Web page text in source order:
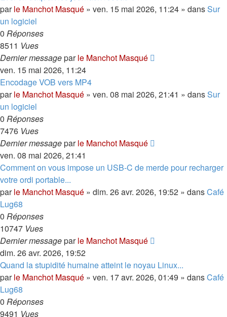
parle Manchot Masqué » ven. 15 mai 2026, 11:24 » dansSur
un logiciel
0 Réponses
8511 Vues
Dernier messageparle Manchot Masqué
ven. 15 mai 2026, 11:24
Encodage VOB vers MP4
parle Manchot Masqué » ven. 08 mai 2026, 21:41 » dansSur
un logiciel
0 Réponses
7476 Vues
Dernier messageparle Manchot Masqué
ven. 08 mai 2026, 21:41
Comment on vous impose un USB-C de merde pour recharger
votre ordi portable...
parle Manchot Masqué » dim. 26 avr. 2026, 19:52 » dansCafé
Lug68
0 Réponses
10747 Vues
Dernier messageparle Manchot Masqué
dim. 26 avr. 2026, 19:52
Quand la stupidité humaine atteint le noyau Linux...
parle Manchot Masqué » ven. 17 avr. 2026, 01:49 » dansCafé
Lug68
0 Réponses
9491 Vues